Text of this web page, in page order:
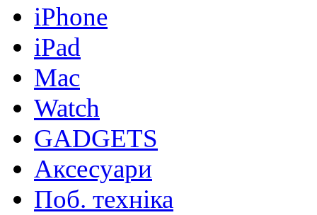
iPhone
iPad
Mac
Watch
GADGETS
Аксесуари
Поб. техніка